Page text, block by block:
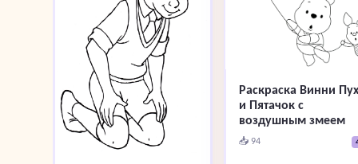
Раскраска Винни Пух
и Пятачок с
воздушным змеем
📥 94